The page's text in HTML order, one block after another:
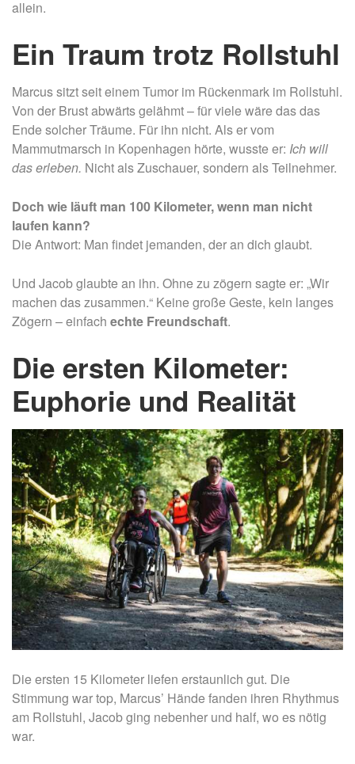
allein.
Ein Traum trotz Rollstuhl
Marcus sitzt seit einem Tumor im Rückenmark im Rollstuhl.
Von der Brust abwärts gelähmt – für viele wäre das das
Ende solcher Träume. Für ihn nicht. Als er vom
Mammutmarsch in Kopenhagen hörte, wusste er: Ich will
das erleben. Nicht als Zuschauer, sondern als Teilnehmer.
Doch wie läuft man 100 Kilometer, wenn man nicht
laufen kann?
Die Antwort: Man findet jemanden, der an dich glaubt.
Und Jacob glaubte an ihn. Ohne zu zögern sagte er: „Wir
machen das zusammen.“ Keine große Geste, kein langes
Zögern – einfach echte Freundschaft.
Die ersten Kilometer:
Euphorie und Realität
Die ersten 15 Kilometer liefen erstaunlich gut. Die
Stimmung war top, Marcus’ Hände fanden ihren Rhythmus
am Rollstuhl, Jacob ging nebenher und half, wo es nötig
war.